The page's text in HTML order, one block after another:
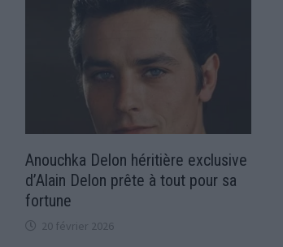
Anouchka Delon héritière exclusive
d’Alain Delon prête à tout pour sa
fortune
20 février 2026